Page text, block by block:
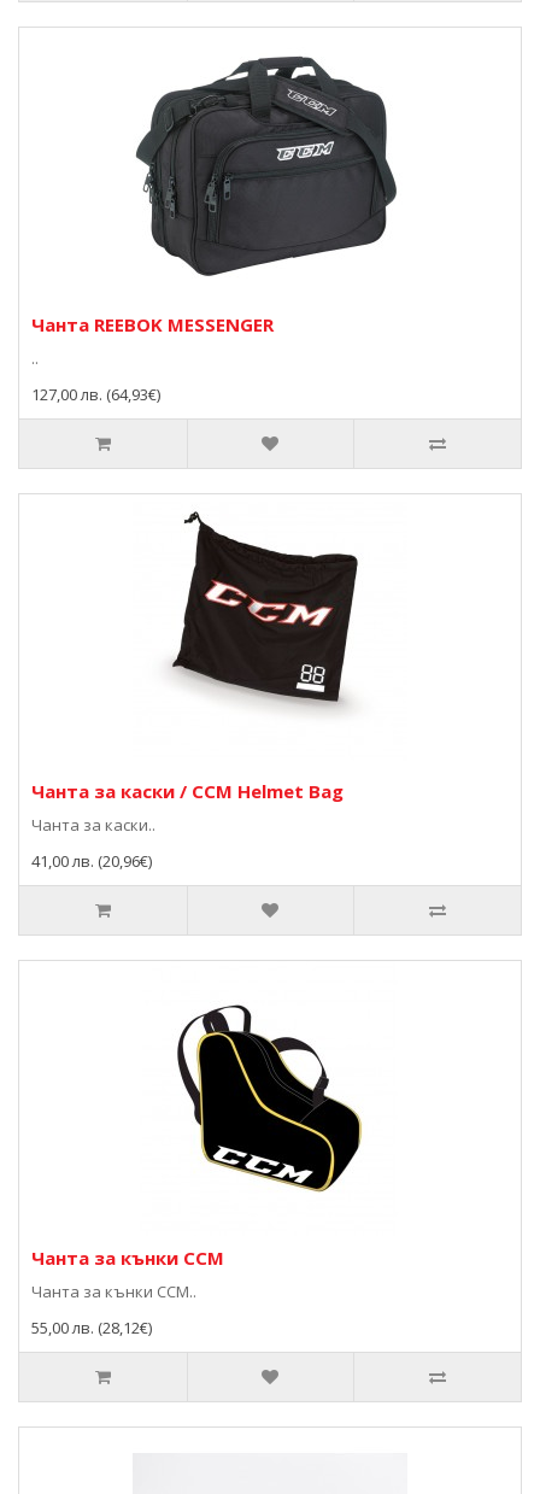
Чанта REEBOK MESSENGER
..
127,00 лв. (64,93€)
Чанта за каски / CCM Helmet Bag
Чанта за каски..
41,00 лв. (20,96€)
Чанта за кънки ССМ
Чанта за кънки ССМ..
55,00 лв. (28,12€)